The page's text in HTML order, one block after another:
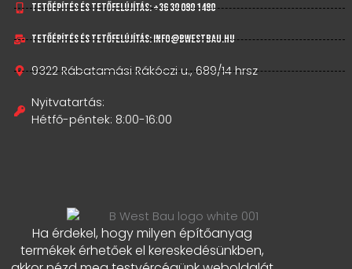
Tetőépítés és tetőfelújítás: +36 30 080 1480
Tetőépítés és tetőfelújítás: info@bwestbau.hu
9322 Rábatamási Rákóczi u., 689/14 hrsz
Nyitvatartás:
Hétfő-péntek: 8:00-16:00
Ha érdekel, hogy milyen építőanyag
termékek érhetőek el kereskedésünkben,